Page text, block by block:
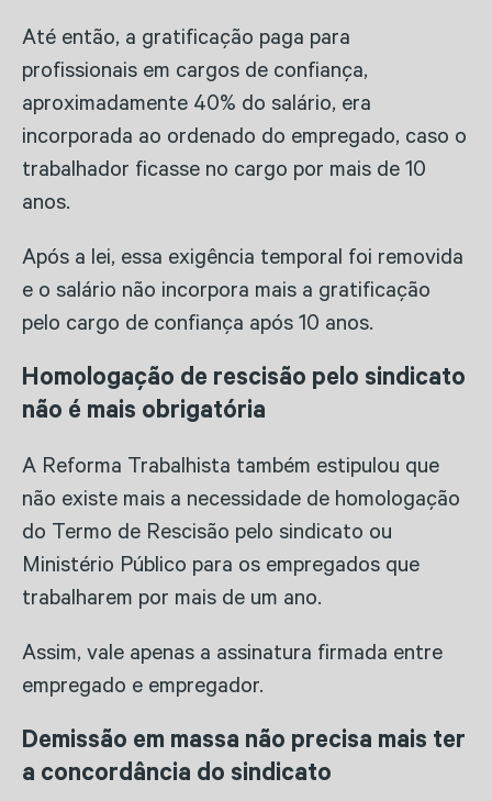
Até então, a gratificação paga para
profissionais em cargos de confiança,
aproximadamente 40% do salário, era
incorporada ao ordenado do empregado, caso o
trabalhador ficasse no cargo por mais de 10
anos.
Após a lei, essa exigência temporal foi removida
e o salário não incorpora mais a gratificação
pelo cargo de confiança após 10 anos.
Homologação de rescisão pelo sindicato
não é mais obrigatória
A Reforma Trabalhista também estipulou que
não existe mais a necessidade de homologação
do Termo de Rescisão pelo sindicato ou
Ministério Público para os empregados que
trabalharem por mais de um ano.
Assim, vale apenas a assinatura firmada entre
empregado e empregador.
Demissão em massa não precisa mais ter
a concordância do sindicato